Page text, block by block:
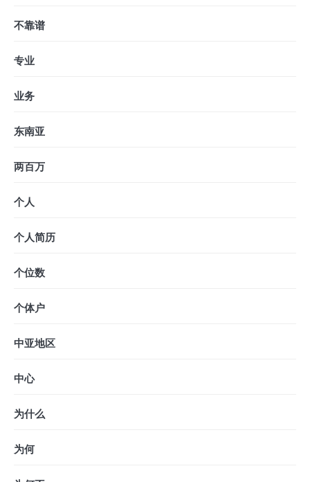
不靠谱
专业
业务
东南亚
两百万
个人
个人简历
个位数
个体户
中亚地区
中心
为什么
为何